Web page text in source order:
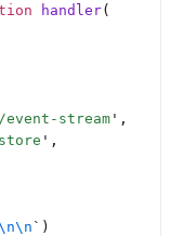
handler(
stream ' ,
' ,
` )